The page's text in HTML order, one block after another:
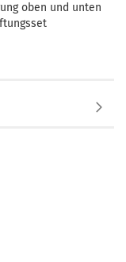
oben und unten